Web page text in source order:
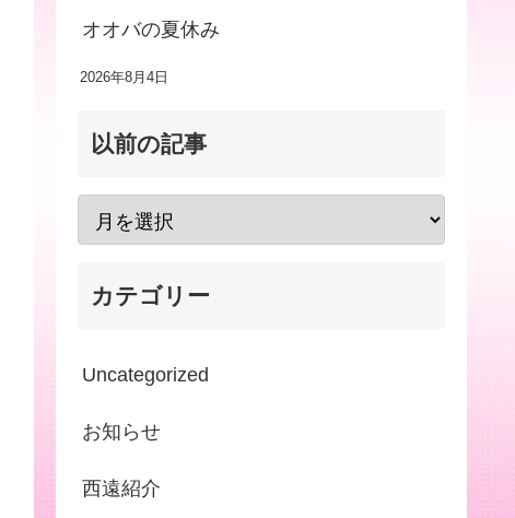
オオバの夏休み
2026年8月4日
以前の記事
カテゴリー
Uncategorized
お知らせ
西遠紹介